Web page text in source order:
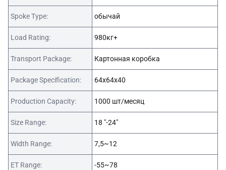
Spoke Type: обычай
Load Rating: 980кг+
Transport Package: Картонная коробка
Package Specification: 64x64x40
Production Capacity: 1000 шт/месяц
Size Range: 18 "-24"
Width Range: 7,5~12
ET Range: -55~78